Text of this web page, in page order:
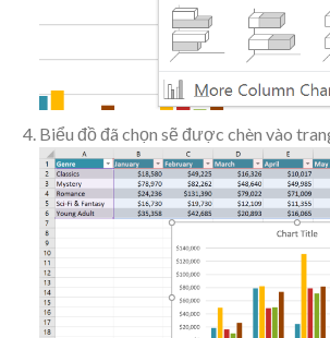
Biểu đồ đã chọn sẽ được chèn vào